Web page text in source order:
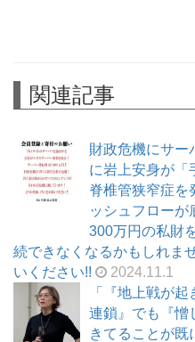
関連記事
財政危機にサー
に岩上安身が「
脊椎管狭窄症を
ッシュフローが
300万円の私財
続できなくなるかもしれま
いください!!
2024.11.1
「『地上戦が
連鎖』でも『憎
きてることが既